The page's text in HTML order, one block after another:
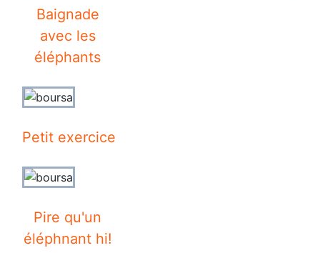
Baignade
avec les
éléphants
Petit exercice
Pire qu'un
éléphnant hi!